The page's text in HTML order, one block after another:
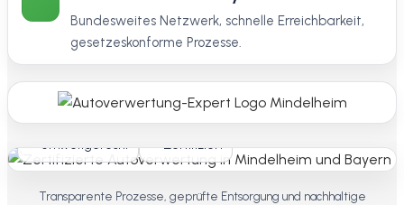
Bundesweites Netzwerk, schnelle Erreichbarkeit,
gesetzeskonforme Prozesse.
Umweltgerecht Zertifiziert
Transparente Prozesse, geprüfte Entsorgung und nachhaltige